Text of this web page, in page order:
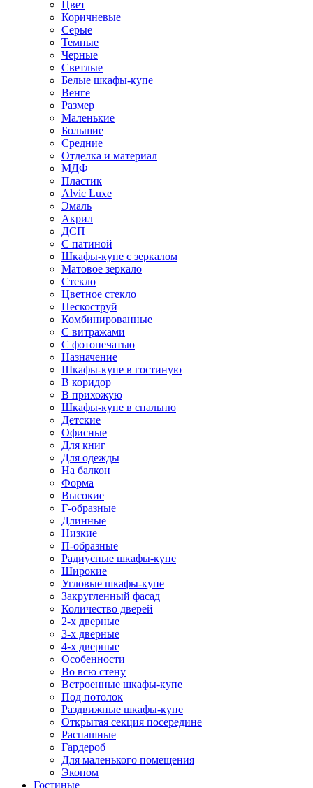
Цвет
Коричневые
Серые
Темные
Черные
Светлые
Белые шкафы-купе
Венге
Размер
Маленькие
Большие
Средние
Отделка и материал
МДФ
Пластик
Alvic Luxe
Эмаль
Акрил
ДСП
С патиной
Шкафы-купе с зеркалом
Матовое зеркало
Стекло
Цветное стекло
Пескоструй
Комбинированные
С витражами
С фотопечатью
Назначение
Шкафы-купе в гостиную
В коридор
В прихожую
Шкафы-купе в спальню
Детские
Офисные
Для книг
Для одежды
На балкон
Форма
Высокие
Г-образные
Длинные
Низкие
П-образные
Радиусные шкафы-купе
Широкие
Угловые шкафы-купе
Закругленный фасад
Количество дверей
2-х дверные
3-х дверные
4-х дверные
Особенности
Во всю стену
Встроенные шкафы-купе
Под потолок
Раздвижные шкафы-купе
Открытая секция посередине
Распашные
Гардероб
Для маленького помещения
Эконом
Гостиные